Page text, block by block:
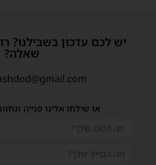
יש לכם עדכון בשבילנו?
שאלה?
או שילחו אלינו פנייה